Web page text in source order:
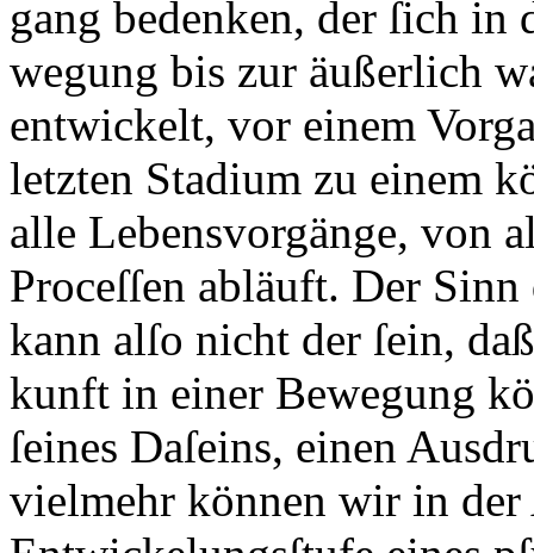
gang bedenken, der ſich in
wegung bis zur äußerlich
entwickelt, vor einem
letzten Stadium zu einem
alle Lebensvorgänge, von
Proceſſen abläuft. Der
kann alſo nicht der ſein,
kunft in einer Bewegung
ſeines Daſeins, einen
vielmehr können wir in der